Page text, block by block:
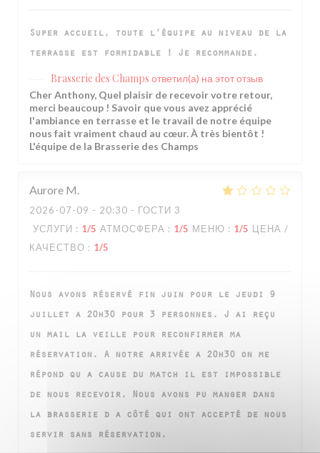
Super accueil, toute l’équipe au niveau de la
terrasse est formidable ! Je recommande.
Brasserie des Champs ответил(а) на этот отзыв
Cher Anthony, Quel plaisir de recevoir votre retour,
merci beaucoup ! Savoir que vous avez apprécié
l'ambiance en terrasse et le travail de notre équipe
nous fait vraiment chaud au cœur. À très bientôt !
L'équipe de la Brasserie des Champs
Aurore M
2026-07-09 - 20:30 - ГОСТИ 3
УСЛУГИ : 1/5 АТМОСФЕРА : 1/5 МЕНЮ : 1/5 ЦЕНА /
КАЧЕСТВО : 1/5
Nous avons réservé fin juin pour le jeudi 9
juillet a 20h30 pour 3 personnes. J ai reçu
un mail la veille pour reconfirmer ma
réservation. A notre arrivée a 20h30 on me
répond qu a cause du match il est impossible
de nous recevoir. Nous avons pu manger dans
la brasserie d a côté qui ont accepté de nous
servir sans réservation.